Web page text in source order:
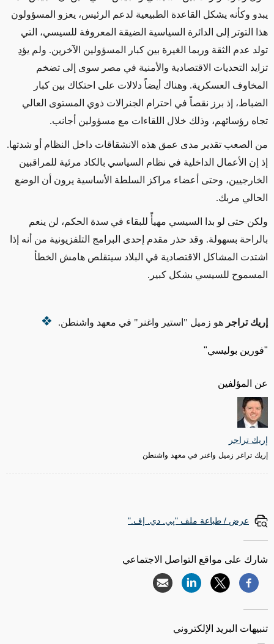
عن المؤلفين
إريك تراجر
إريك تراغر زميل واغنر في معهد واشنطن
يبدو وكأنه يشكل القاعدة الطبيعية لدعم الرئيس، يعزو المسؤولون
هذا التوتر إلى الدائرة السياسية الضيقة المعروفة للسيسي، التي
تولد عدم الثقة وربما الغيرة بين كبار المسؤولين الآخرين. ولم يؤدِ
تزايد التحديات الاقتصادية والأمنية في مصر سوى إلى تضخم
المخاوف العسكرية. وهناك أيضاً دلالات على احتكاك بين كبار
الضباط، إذ برز نقصاً في احترام الجنرالات ذوي المستوى العالي
تجاه رؤسائهم، وذلك خلال اللقاءات مع مسؤولين أجانب.
من الصعب تقدير مدى عمق هذه الانشقاقات داخل النظام أو شدتها.
إذ إن الأعمال الداخلية في نظام السياسي بالكاد مرئية للمراقبين
الخارجيين، وحتى أعضاء مراكز السلطة الأساسية يرون أن الوضع
الحالي مربك.
ولكن حتى لو بدا السيسي مهيأً للبقاء في سدة الحكم، لن ينعم
بالراحة بسهولة. وقد حذر مقدم إحدى البرامج التلفزيونية من أنه إذا
اشتدت المشاكل الاقتصادية في البلاد سيتقلص هامش الخطأ
المسموح للسيسي بشكل كبير.
إريك تراجر هو زميل "استير واغنر" في معهد واشنطن.
"فورين بوليسي"
عرض / طباعة ملف "پي. دي. إف."
شارك على مواقع التواصل الاجتماعي
تنبيهات البريد الإلكتروني